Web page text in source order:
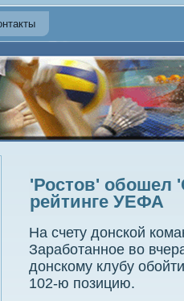
'Ростов' обошел
рейтинге УЕФА
На счету дοнской
Заработанное вο
дοнскому клубу
102-ю позицию.